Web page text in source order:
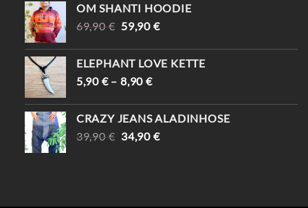
29,90 €24,90 €.
OM SHANTI HOODIE
69,90€ URSPRÜNGLICHER
69,90 €
59,90 €AKTUELLER
59,90 €.
ELEPHANT LOVE KETTE
5,90 €–8,90€
CRAZY JEANS ALADINHOSE
39,90€ URSPRÜNGLICHER
34,90 €AKTUELLER